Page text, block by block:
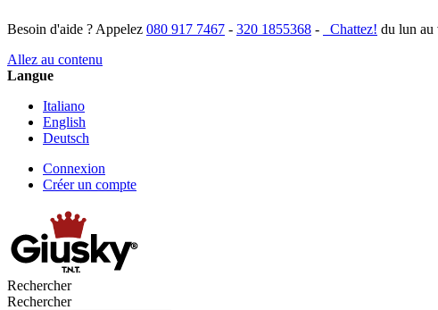
Besoin d'aide ? Appelez 080 917 7467 - 320 1855368 - Chattez! du lun au
Allez au contenu
Langue
Italiano
English
Deutsch
Connexion
Créer un compte
Rechercher
Rechercher